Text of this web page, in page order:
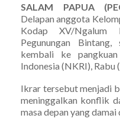
SALAM PAPUA
Delapan anggota
Kodap XV/Ngalum
Pegunungan Bintang,
kembali ke
Indonesia (NKRI), Rabu
Ikrar tersebut menjadi
meninggalkan konflik
masa depan yang